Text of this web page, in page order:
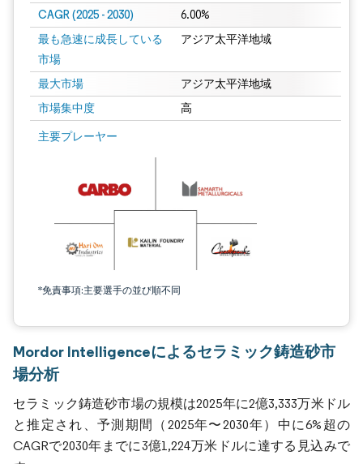
CAGR (2025 - 2030) 6.00%
最も急速に成長している
市場
アジア太平洋地域
最大市場 アジア太平洋地域
市場集中度 高
主要プレーヤー
*免責事項:主要選手の並び順不同
Mordor Intelligenceによるセラミック鋳造砂市
場分析
セラミック鋳造砂市場の規模は2025年に2億3,333万米ドル
と推定され、予測期間（2025年〜2030年）中に6%超の
CAGRで2030年までに3億1,224万米ドルに達する見込みで